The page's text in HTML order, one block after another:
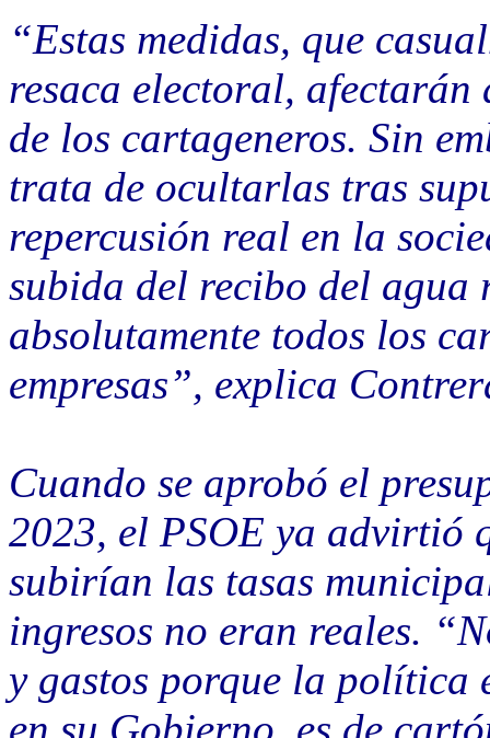
“Estas medidas, que
resaca electoral,
de los cartageneros. Sin
trata de ocultarlas tras
repercusión real en la
subida del recibo del agua
absolutamente todos los
empresas”, explica
Cuando se aprobó el
2023, el PSOE ya advirtió
subirían las tasas
ingresos no eran reales.
y gastos porque la política